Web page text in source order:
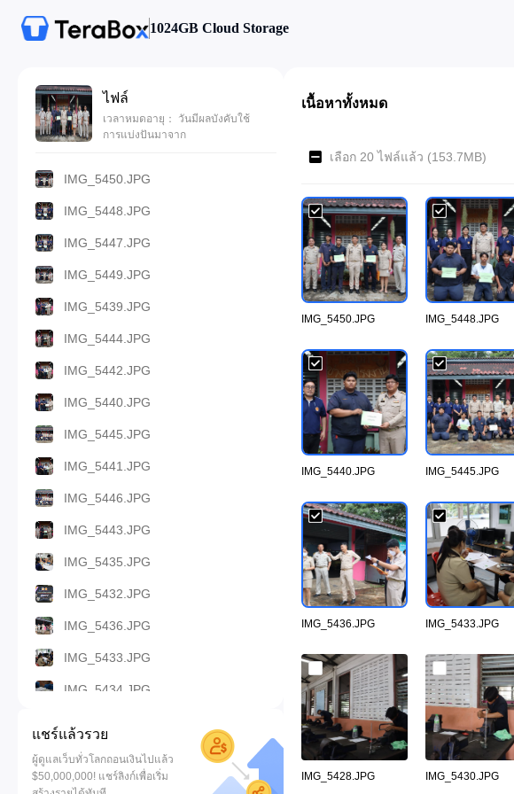
1024GB Cloud Storage
ไฟล์
เวลาหมดอายุ： วันมีผลบังคับใช้
การแบ่งปันมาจาก
IMG_5450.JPG
IMG_5448.JPG
IMG_5447.JPG
IMG_5449.JPG
IMG_5439.JPG
IMG_5444.JPG
IMG_5442.JPG
IMG_5440.JPG
IMG_5445.JPG
IMG_5441.JPG
IMG_5446.JPG
IMG_5443.JPG
IMG_5435.JPG
IMG_5432.JPG
IMG_5436.JPG
IMG_5433.JPG
IMG_5434.JPG
IMG_5437.JPG
IMG_5438.JPG
แชร์แล้วรวย
ผู้ดูแลเว็บทั่วโลกถอนเงินไปแล้ว
$50,000,000! แชร์ลิงก์เพื่อเริ่ม
เนื้อหาทั้งหมด
เลือก 20 ไฟล์แล้ว (153.7MB)
IMG_5450.JPG IMG_5448.JPG
IMG_5440.JPG IMG_5445.JPG
IMG_5436.JPG IMG_5433.JPG
IMG_5428.JPG IMG_5430.JPG